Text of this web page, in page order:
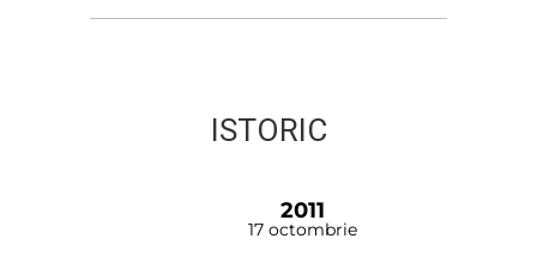
ISTORIC
2011
17 octombrie